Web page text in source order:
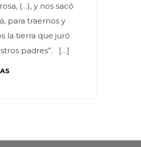
(…), y nos sacó
para traernos y
la tierra que juró
padres”. […]